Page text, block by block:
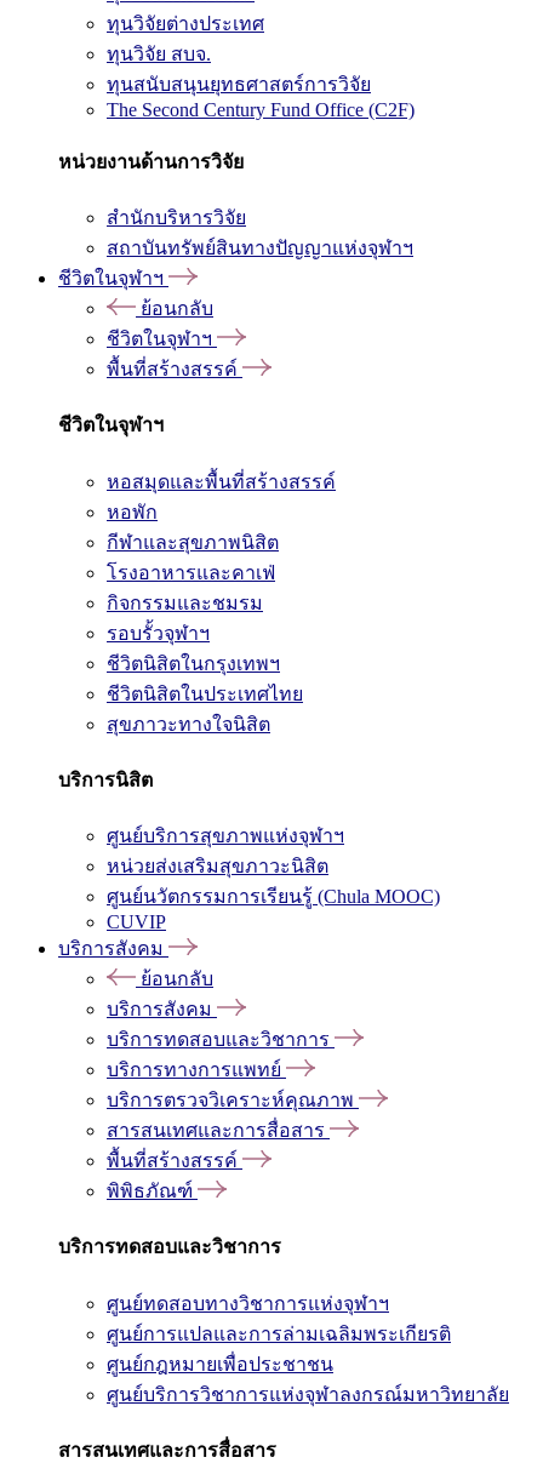
ทุนวิจัยต่างประเทศ
ทุนวิจัย สบจ.
ทุนสนับสนุนยุทธศาสตร์การวิจัย
The Second Century Fund Office (C2F)
หน่วยงานด้านการวิจัย
สำนักบริหารวิจัย
สถาบันทรัพย์สินทางปัญญาแห่งจุฬาฯ
ชีวิตในจุฬาฯ
ย้อนกลับ
ชีวิตในจุฬาฯ
พื้นที่สร้างสรรค์
ชีวิตในจุฬาฯ
หอสมุดและพื้นที่สร้างสรรค์
หอพัก
กีฬาและสุขภาพนิสิต
โรงอาหารและคาเฟ่
กิจกรรมและชมรม
รอบรั้วจุฬาฯ
ชีวิตนิสิตในกรุงเทพฯ
ชีวิตนิสิตในประเทศไทย
สุขภาวะทางใจนิสิต
บริการนิสิต
ศูนย์บริการสุขภาพแห่งจุฬาฯ
หน่วยส่งเสริมสุขภาวะนิสิต
ศูนย์นวัตกรรมการเรียนรู้ (Chula MOOC)
CUVIP
บริการสังคม
ย้อนกลับ
บริการสังคม
บริการทดสอบและวิชาการ
บริการทางการแพทย์
บริการตรวจวิเคราะห์คุณภาพ
สารสนเทศและการสื่อสาร
พื้นที่สร้างสรรค์
พิพิธภัณฑ์
บริการทดสอบและวิชาการ
ศูนย์ทดสอบทางวิชาการแห่งจุฬาฯ
ศูนย์การแปลและการล่ามเฉลิมพระเกียรติ
ศูนย์กฎหมายเพื่อประชาชน
ศูนย์บริการวิชาการแห่งจุฬาลงกรณ์มหาวิทยาลัย
สารสนเทศและการสื่อสาร